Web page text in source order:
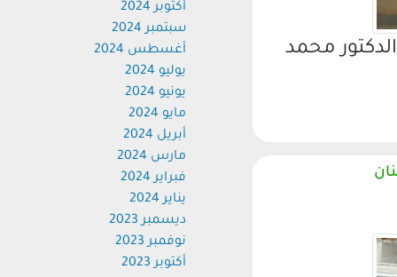
محمد
أكتوبر 2024
سبتمبر 2024
أغسطس 2024
يوليو 2024
يونيو 2024
مايو 2024
أبريل 2024
مارس 2024
فبراير 2024
يناير 2024
ديسمبر 2023
نوفمبر 2023
أكتوبر 2023